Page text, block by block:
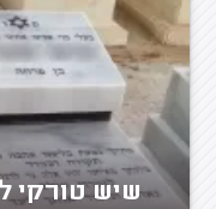
שיש טורקי